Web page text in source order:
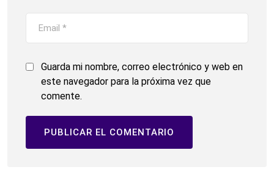
Guarda mi nombre, correo electrónico y web en
este navegador para la próxima vez que
comente.